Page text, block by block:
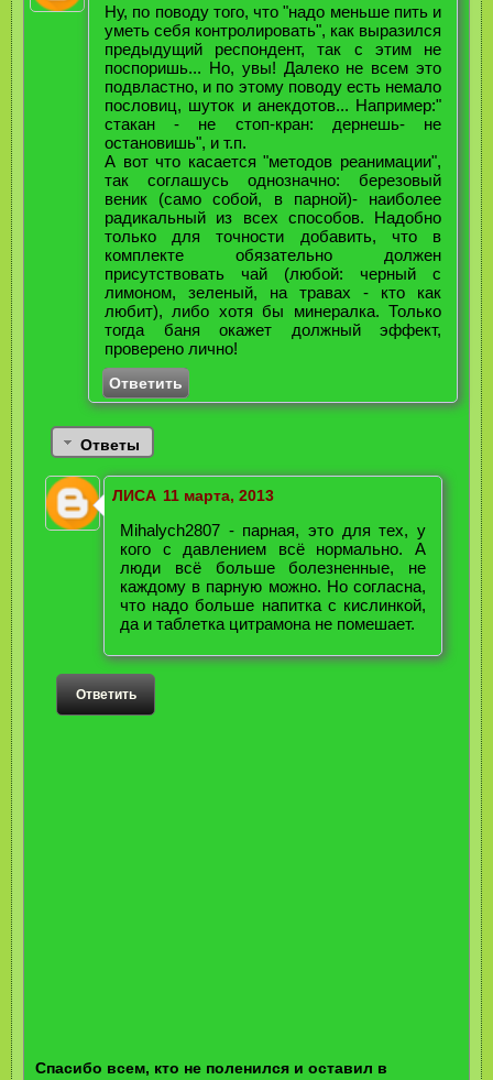
Ну, по поводу того, что "надо меньше пить и
уметь себя контролировать", как выразился
предыдущий респондент, так с этим не
поспоришь... Но, увы! Далеко не всем это
подвластно, и по этому поводу есть немало
пословиц, шуток и анекдотов... Например:"
стакан - не стоп-кран: дернешь- не
остановишь", и т.п.
А вот что касается "методов реанимации",
так соглашусь однозначно: березовый
веник (само собой, в парной)- наиболее
радикальный из всех способов. Надобно
только для точности добавить, что в
комплекте обязательно должен
присутствовать чай (любой: черный с
лимоном, зеленый, на травах - кто как
любит), либо хотя бы минералка. Только
тогда баня окажет должный эффект,
проверено лично!
Ответить
Ответы
ЛИСА 11 марта, 2013
Mihalych2807 - парная, это для тех, у
кого с давлением всё нормально. А
люди всё больше болезненные, не
каждому в парную можно. Но согласна,
что надо больше напитка с кислинкой,
да и таблетка цитрамона не помешает.
Ответить
Спасибо всем, кто не поленился и оставил в